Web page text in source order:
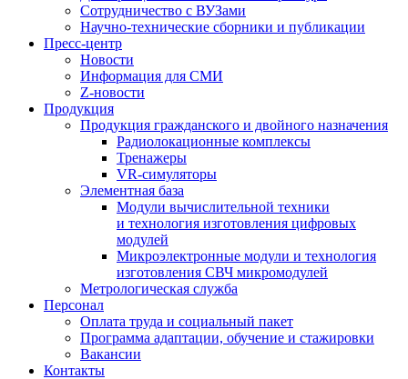
Сотрудничество с ВУЗами
Научно-технические сборники и публикации
Пресс-центр
Новости
Информация для СМИ
Z-новости
Продукция
Продукция гражданского и двойного назначения
Радиолокационные комплексы
Тренажеры
VR-симуляторы
Элементная база
Модули вычислительной техники
и технология изготовления цифровых
модулей
Микроэлектронные модули и технология
изготовления СВЧ микромодулей
Метрологическая служба
Персонал
Оплата труда и социальный пакет
Программа адаптации, обучение и стажировки
Вакансии
Контакты